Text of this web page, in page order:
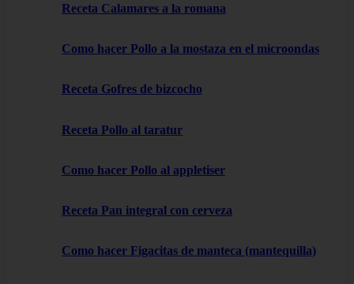
Receta Calamares a la romana
Como hacer Pollo a la mostaza en el microondas
Receta Gofres de bizcocho
Receta Pollo al taratur
Como hacer Pollo al appletiser
Receta Pan integral con cerveza
Como hacer Figacitas de manteca (mantequilla)